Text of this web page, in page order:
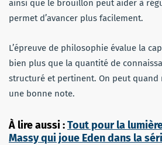
ainsi que le brouillon peut aider à
permet d’avancer plus facilement.
L’épreuve de philosophie évalue la
bien plus que la quantité de
structuré et pertinent. On peut quand
une bonne note.
À lire aussi :Tout pour la
Massy qui joue Eden dans la